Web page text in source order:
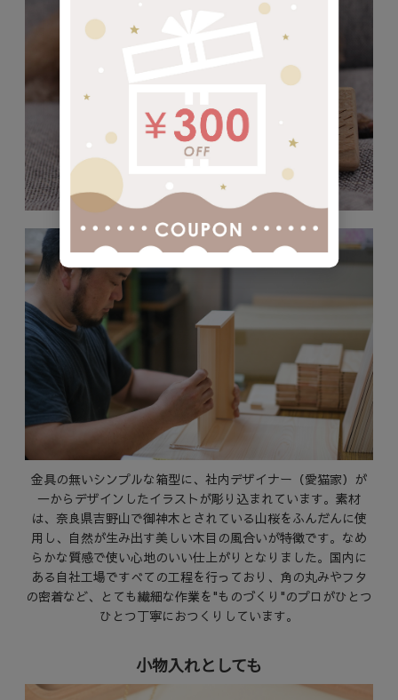
金具の無いシンプルな箱型に、社内デザイナー（愛猫家）が
一からデザインしたイラストが彫り込まれています。素材
は、奈良県吉野山で御神木とされている山桜をふんだんに使
用し、自然が生み出す美しい木目の風合いが特徴です。なめ
らかな質感で使い心地のいい仕上がりとなりました。国内に
ある自社工場ですべての工程を行っており、角の丸みやフタ
の密着など、とても繊細な作業を"ものづくり"のプロがひとつ
ひとつ丁寧におつくりしています。
小物入れとしても